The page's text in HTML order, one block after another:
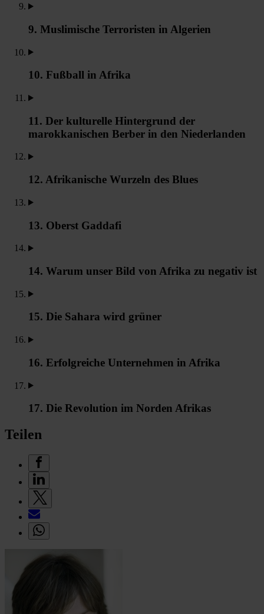
9. Muslimische Terroristen in Algerien
10. Fußball in Afrika
11. Der kulturelle Hintergrund der
marokkanischen Berber in den Niederlanden
12. Afrikanische Wurzeln des Blues
13. Oberst Gaddafi
14. Warum unser Bild von Afrika zu negativ ist
15. Die Sahara wird grüner
16. Erfolgreiche Unternehmen in Afrika
17. Die Revolution im Norden Afrikas
Teilen